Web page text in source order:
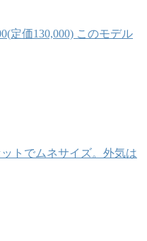
定価130,000) このモデル
トでムネサイズ。外気は